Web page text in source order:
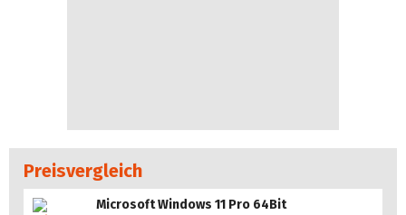
Preisvergleich
Microsoft Windows 11 Pro 64Bit